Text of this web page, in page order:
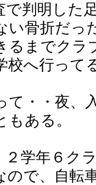
で判明した
い骨折だっ
るまでクラ
校へ行って
て・・夜、
もある。
２学年６ク
ので、自転